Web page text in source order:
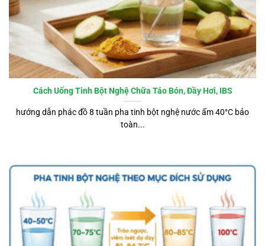
Cách Uống Tinh Bột Nghệ Chữa Táo Bón, Đầy Hơi, IBS
hướng dẫn phác đồ 8 tuần pha tinh bột nghệ nước ấm 40°C bảo
toàn...